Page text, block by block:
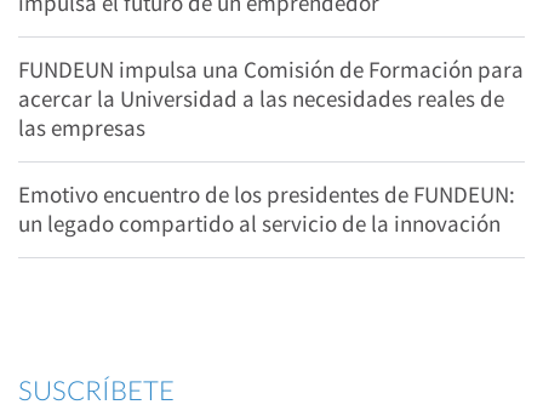
FUNDEUN impulsa una Comisión de Formación para
acercar la Universidad a las necesidades reales de
las empresas
Emotivo encuentro de los presidentes de FUNDEUN:
un legado compartido al servicio de la innovación
SUSCRÍBETE